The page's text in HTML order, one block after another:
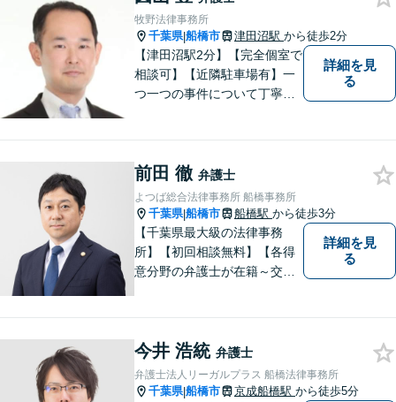
牧野法律事務所
千葉県|船橋市 津田沼駅 から徒歩2分
【津田沼駅2分】【完全個室で
相談可】【近隣駐車場有】一
つ一つの事件について丁寧に
市の牧野法律事務所へお気軽
にご相談下さい。
詳細を見
る
前田 徹 弁護士
よつば総合法律事務所 船橋事務所
千葉県|船橋市 船橋駅 から徒歩3分
【千葉県最大級の法律事務
所】【初回相談無料】【各得
意分野の弁護士が在籍～交通
詳細を見
る
今井 浩統 弁護士
弁護士法人リーガルプラス 船橋法律事務所
千葉県|船橋市 京成船橋駅 から徒歩5分